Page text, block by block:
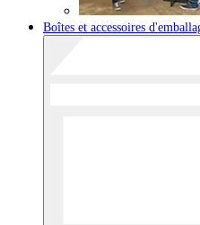
Boîtes et accessoires